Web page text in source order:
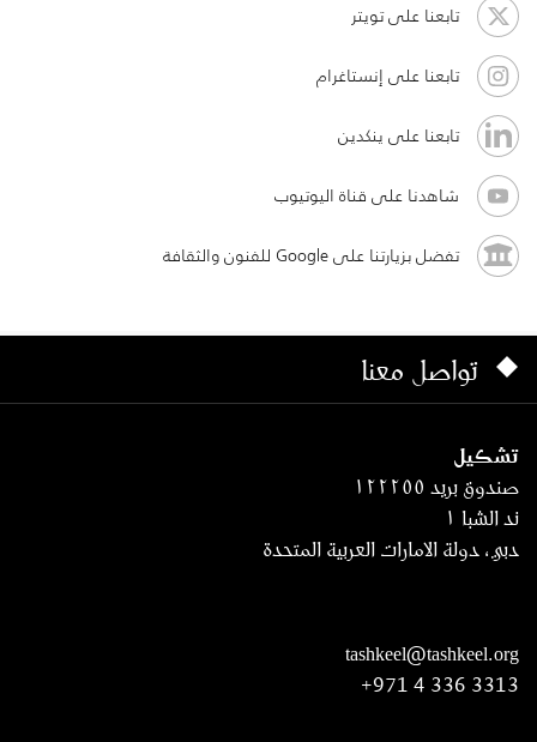
تابعنا على تويتر
تابعنا على إنستاغرام
تابعنا على ينكدين
شاهدنا على قناة اليوتيوب
تفضل بزيارتنا على Google للفنون والثقافة
تواصل معنا
تشكيل
صندوق بريد ١٢٢٢٥٥
ند الشبا ١
دبي، دولة الامارات العربية المتحدة
tashkeel@tashkeel.org
+971 4 336 3313